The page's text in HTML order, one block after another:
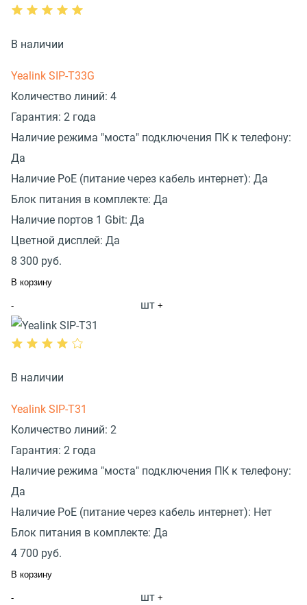
В наличии
Yealink SIP-T33G
Количество линий: 4
Гарантия: 2 года
Наличие режима "моста" подключения ПК к телефону:
Да
Наличие PoE (питание через кабель интернет): Да
Блок питания в комплекте: Да
Наличие портов 1 Gbit: Да
Цветной дисплей: Да
8 300 руб.
В корзину
- шт +
В наличии
Yealink SIP-T31
Количество линий: 2
Гарантия: 2 года
Наличие режима "моста" подключения ПК к телефону:
Да
Наличие PoE (питание через кабель интернет): Нет
Блок питания в комплекте: Да
4 700 руб.
В корзину
- шт +